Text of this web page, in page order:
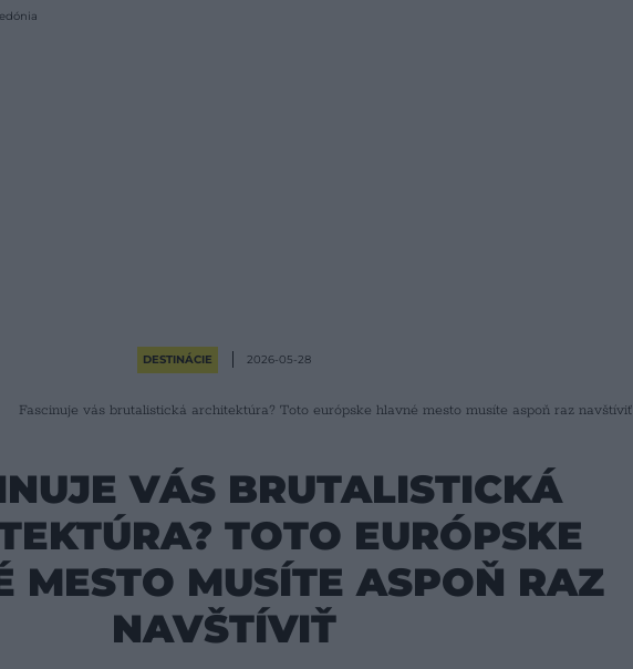
DESTINÁCIE 2026-05-28
Fascinuje vás brutalistická architektúra? Toto európske hlavné mesto musíte aspoň raz navštíviť
VÁS BRUTALISTICKÁ
TOTO EURÓPSKE
MESTO MUSÍTE ASPOŇ RAZ
NAVŠTÍVIŤ